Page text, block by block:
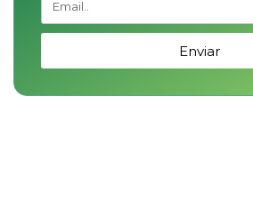
Enviar